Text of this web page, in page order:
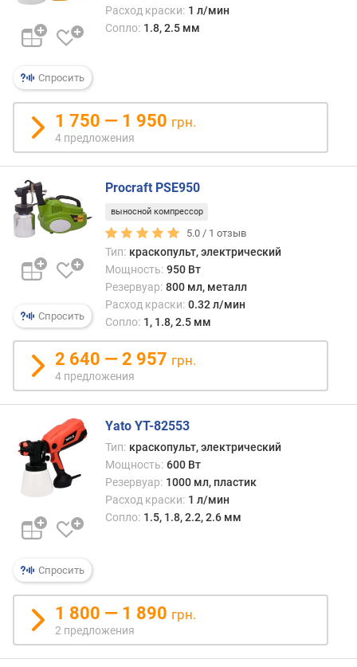
о
к
л
и
е
т
в
у
п
р
д
л
ж
е
н
и
о
т
е
б
л
е
м
а
я
м
о
щ
Спросить
Расход краски: 1 л/мин
Сопло: 1.8, 2.5 мм
1 750 — 1 950 грн.
4 предложения
Спросить
Procraft PSE950
выносной компрессор
5.0 / 1 отзыв
Тип: краскопульт, электрический
Мощность: 950 Вт
Резервуар: 800 мл, металл
Расход краски: 0.32 л/мин
Сопло: 1, 1.8, 2.5 мм
2 640 — 2 957 грн.
4 предложения
Спросить
Yato YT-82553
Тип: краскопульт, электрический
Мощность: 600 Вт
Резервуар: 1000 мл, пластик
Расход краски: 1 л/мин
Сопло: 1.5, 1.8, 2.2, 2.6 мм
1 800 — 1 890 грн.
2 предложения